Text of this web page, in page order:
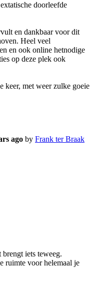
doorleefde
en dankbaar voor dit
Heel veel
en ook online hetnodige
op deze plek ook
keer, met weer zulke goeie
ago by Frank ter Braak
iets teweeg.
ruimte voor helemaal je